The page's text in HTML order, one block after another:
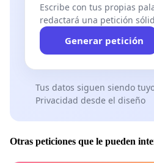
Escribe con tus propias
redactará una petición
Generar petición
Tus datos siguen siendo
Privacidad desde el diseño
Otras peticiones que le pueden